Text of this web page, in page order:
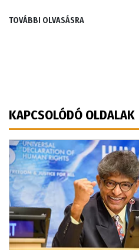
TOVÁBBI OLVASÁSRA
KAPCSOLÓDÓ OLDALAK